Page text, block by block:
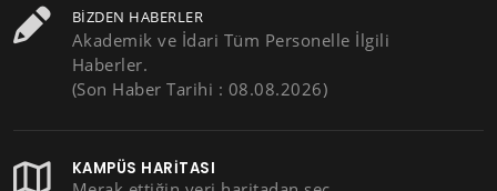
BIZDEN HABERLER
Akademik ve İdari Tüm Personelle İlgili
Haberler.
(Son Haber Tarihi : 08.08.2026)
KAMPÜS HARITASI